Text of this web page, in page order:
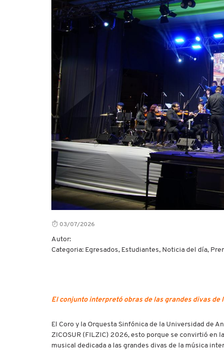
03/07/2026
Autor:
Categoria: Egresados, Estudiantes, Noticia del día,
El conjunto interpretó obras de las grandes divas de
El Coro y la Orquesta Sinfónica de la Universidad de
ZICOSUR (FILZIC) 2026, esto porque se convirtió
musical dedicada a las grandes divas de la música